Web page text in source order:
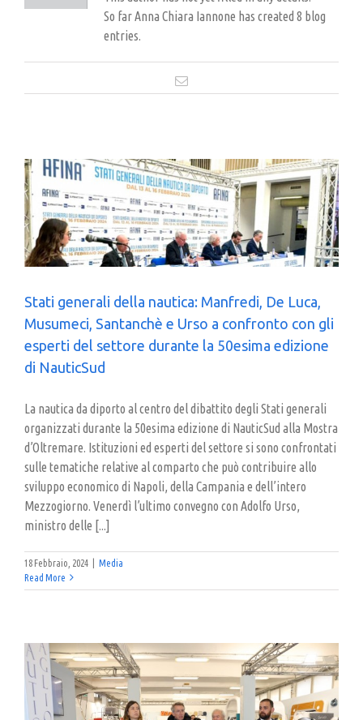
So far Anna Chiara Iannone has created 8 blog
entries.
Email
Stati generali della nautica: Manfredi, De Luca,
Musumeci, Santanchè e Urso a confronto con gli
esperti del settore durante la 50esima edizione
di NauticSud
La nautica da diporto al centro del dibattito degli Stati generali
organizzati durante la 50esima edizione di NauticSud alla Mostra
d’Oltremare. Istituzioni ed esperti del settore si sono confrontati
sulle tematiche relative al comparto che può contribuire allo
sviluppo economico di Napoli, della Campania e dell’intero
Mezzogiorno. Venerdì l’ultimo convegno con Adolfo Urso,
ministro delle [...]
18 Febbraio, 2024
Media
Read More